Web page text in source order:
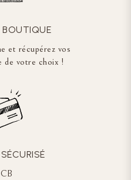
BOUTIQUE
et récupérez vos
de votre choix !